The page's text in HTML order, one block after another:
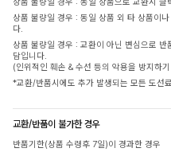
상품 불량일 경우 : 동일 상품 외 타 상품이
다.
상품 불량일 경우 : 교환이 아닌 변심으로
담입니다.
(인위적인 훼손 & 수선 등의 악용을 방지하
*교환/반품시에도 추가 발생되는 모든 도선
교환/반품이 불가한 경우
반품기한(상품 수령후 7일)이 경과한 경우